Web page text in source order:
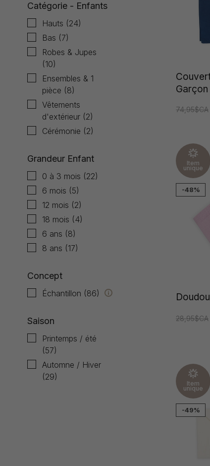
Catégorie - Enfants
Hauts (24)
Bas (7)
Robes & Jupes
(10)
Ensembles & 1
pièce (8)
Vêtements
d'extérieur (2)
Cérémonie (2)
Grandeur Enfant
0 à 3 mois (22)
6 mois (5)
12 mois (2)
18 mois (4)
6 ans (8)
8 ans (17)
Concept
Échantillon (86)
Saison
Printemps / été
(57)
Automne / Hiver
(29)
Garçon
74,95$CA
Item
unique
-48%
28,95$CA
Item
unique
-49%